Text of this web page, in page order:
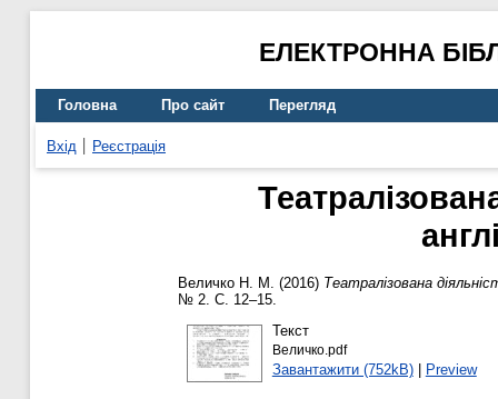
ЕЛЕКТРОННА
Головна Про сайт Перегляд
Вхід Реєстрація
Величко Н. М. (2016) Театралізована
№ 2. С. 12–15.
Текст
Величко.pdf
Завантажити (752kB)| Preview